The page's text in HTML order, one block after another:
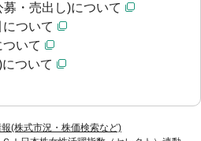
(株式市況・株価検索など)
募・売出し)について
ついて
いて
ついて